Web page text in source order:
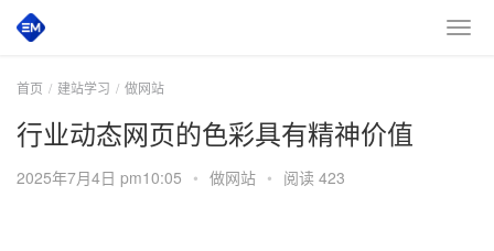
首页 建站学习 做网站
行业动态网页的色彩具有精神价值
2025年7月4日 pm10:05 • 做网站 • 阅读 423